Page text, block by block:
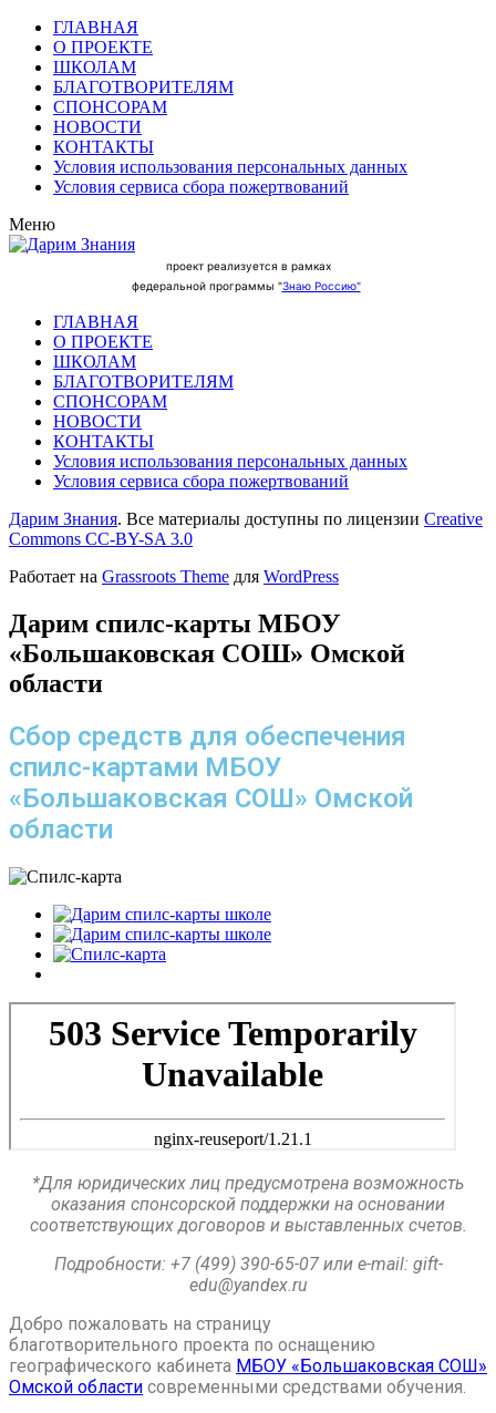
ГЛАВНАЯ
О ПРОЕКТЕ
ШКОЛАМ
БЛАГОТВОРИТЕЛЯМ
СПОНСОРАМ
НОВОСТИ
КОНТАКТЫ
Условия использования персональных данных
Условия сервиса сбора пожертвований
Меню
проект реализуется в рамках
федеральной программы "Знаю Россию"
ГЛАВНАЯ
О ПРОЕКТЕ
ШКОЛАМ
БЛАГОТВОРИТЕЛЯМ
СПОНСОРАМ
НОВОСТИ
КОНТАКТЫ
Условия использования персональных данных
Условия сервиса сбора пожертвований
Дарим Знания. Все материалы доступны по лицензии Creative
Commons СС-BY-SA 3.0
Работает на Grassroots Theme для WordPress
Дарим спилс-карты МБОУ
«Большаковская СОШ» Омской
области
Сбор средств для обеспечения
спилс-картами МБОУ
«Большаковская СОШ» Омской
области
*Для юридических лиц предусмотрена возможность
оказания спонсорской поддержки на основании
соответствующих договоров и выставленных счетов.
Подробности: +7 (499) 390-65-07 или e-mail: gift-
edu@yandex.ru
Добро пожаловать на страницу
благотворительного проекта по оснащению
географического кабинета МБОУ «Большаковская СОШ»
Омской области современными средствами обучения.